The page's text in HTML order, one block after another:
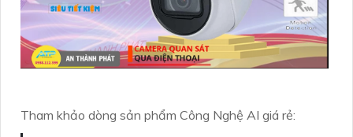
Tham khảo dòng sản phẩm Công Nghệ AI giá rẻ: